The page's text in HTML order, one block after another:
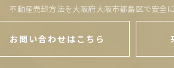
不動産売却方法を大阪府大阪市都島区で安全
お問い合わせはこちら